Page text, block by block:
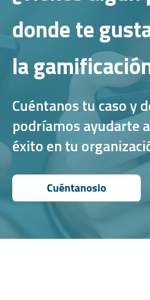
donde te
la
Cuéntanos tu caso y
podríamos ayudarte
éxito en tu